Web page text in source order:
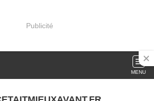
Publicité
MENU